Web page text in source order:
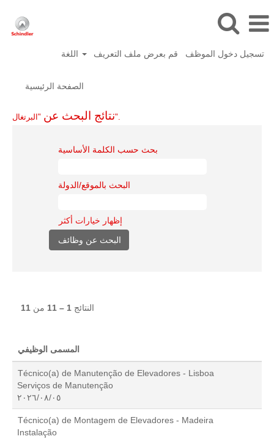
قم بعرض ملف التعريف تسجيل دخول الموظف
الصفحة الرئيسية
نتائج البحث عن"البرتغال".
بحث حسب الكلمة الأساسية
البحث بالموقع/الدولة
إظهار خيارات أكثر
النتائج 1 – 11 من 11
المسمى الوظيفي
Técnico(a) de Manutenção de Elevadores - Lisboa
Serviços de Manutenção
٠٥‏/٠٨‏/٢٠٢٦
Técnico(a) de Montagem de Elevadores - Madeira
Instalação